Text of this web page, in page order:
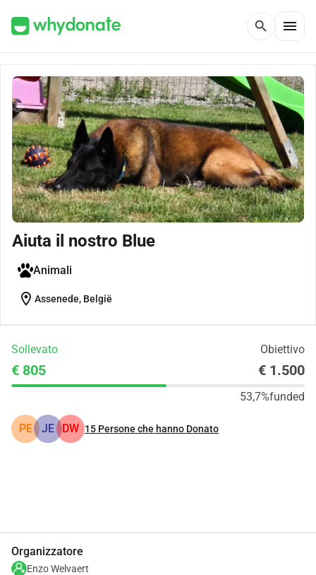
search menu
Aiuta il nostro Blue
Animali
location_on Assenede, België
Sollevato Obiettivo
€ 805 € 1.500
53,7%funded
PE JE DW 15 Persone che hanno Donato
Organizzatore
Enzo Welvaert